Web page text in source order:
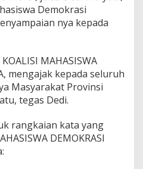
Demokrasi
nya kepada
MAHASISWA
mengajak kepada seluruh
Masyarakat Provinsi
tegas Dedi.
rangkaian kata yang
DEMOKRASI